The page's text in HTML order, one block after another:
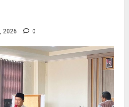
2026 0